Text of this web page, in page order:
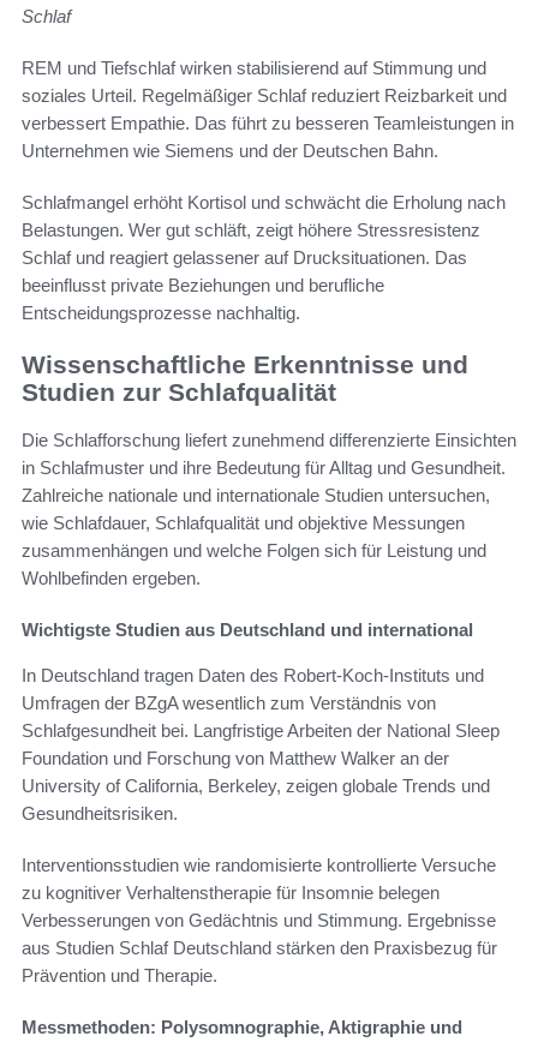
Schlaf
REM und Tiefschlaf wirken stabilisierend auf Stimmung und
soziales Urteil. Regelmäßiger Schlaf reduziert Reizbarkeit und
verbessert Empathie. Das führt zu besseren Teamleistungen in
Unternehmen wie Siemens und der Deutschen Bahn.
Schlafmangel erhöht Kortisol und schwächt die Erholung nach
Belastungen. Wer gut schläft, zeigt höhere Stressresistenz
Schlaf und reagiert gelassener auf Drucksituationen. Das
beeinflusst private Beziehungen und berufliche
Entscheidungsprozesse nachhaltig.
Wissenschaftliche Erkenntnisse und
Studien zur Schlafqualität
Die Schlafforschung liefert zunehmend differenzierte Einsichten
in Schlafmuster und ihre Bedeutung für Alltag und Gesundheit.
Zahlreiche nationale und internationale Studien untersuchen,
wie Schlafdauer, Schlafqualität und objektive Messungen
zusammenhängen und welche Folgen sich für Leistung und
Wohlbefinden ergeben.
Wichtigste Studien aus Deutschland und international
In Deutschland tragen Daten des Robert-Koch-Instituts und
Umfragen der BZgA wesentlich zum Verständnis von
Schlafgesundheit bei. Langfristige Arbeiten der National Sleep
Foundation und Forschung von Matthew Walker an der
University of California, Berkeley, zeigen globale Trends und
Gesundheitsrisiken.
Interventionsstudien wie randomisierte kontrollierte Versuche
zu kognitiver Verhaltenstherapie für Insomnie belegen
Verbesserungen von Gedächtnis und Stimmung. Ergebnisse
aus Studien Schlaf Deutschland stärken den Praxisbezug für
Prävention und Therapie.
Messmethoden: Polysomnographie, Aktigraphie und